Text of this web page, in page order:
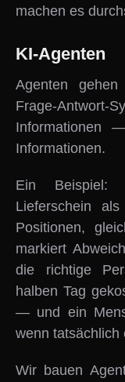
machen es
KI-Agenten
Agenten
Frage-
Informationen
Informationen.
Ein Beispiel:
Lieferschein
Positionen,
markiert
die richtige
halben Tag
— und ein
wenn tatsächlich
Wir bauen